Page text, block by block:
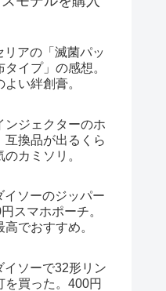
リアの「滅菌パッ
タイプ」の感想。
よい絆創膏。
ンジェクターのホ
互換品が出るくら
のカミソリ。
イソーのジッパー
スマホポーチ。
高でおすすめ。
イソーで32形リン
を買った。400円